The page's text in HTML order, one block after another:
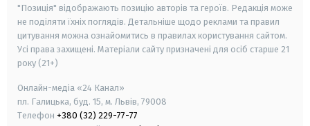
"Позиція" відображають позицію авторів та героїв. Редакція може
не поділяти їхніх поглядів. Детальніше щодо реклами та правил
цитування можна ознайомитись в правилах користування сайтом.
Усі права захищені. Матеріали сайту призначені для осіб старше 21
року (21+)
Онлайн-медіа «24 Канал»
пл. Галицька, буд. 15, м. Львів, 79008
Телефон +380 (32) 229-77-77